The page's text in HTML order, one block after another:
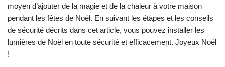
moyen d’ajouter de la magie et de la chaleur à votre maison
pendant les fêtes de Noël. En suivant les étapes et les conseils
de sécurité décrits dans cet article, vous pouvez installer les
lumières de Noël en toute sécurité et efficacement. Joyeux Noël
!